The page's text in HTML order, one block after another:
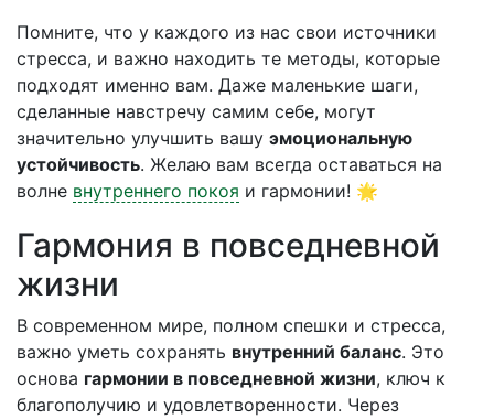
Помните, что у каждого из нас свои источники
стресса, и важно находить те методы, которые
подходят именно вам. Даже маленькие шаги,
сделанные навстречу самим себе, могут
значительно улучшить вашу эмоциональную
устойчивость. Желаю вам всегда оставаться на
волне внутреннего покоя и гармонии! 🌟
Гармония в повседневной
жизни
В современном мире, полном спешки и стресса,
важно уметь сохранять внутренний баланс. Это
основа гармонии в повседневной жизни, ключ к
благополучию и удовлетворенности. Через